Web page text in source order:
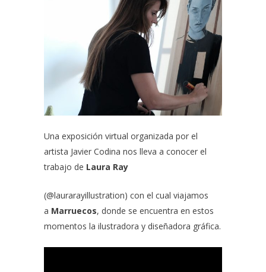
Una exposición virtual organizada por el
artista Javier Codina nos lleva a conocer el
trabajo de Laura Ray
(@laurarayillustration) con el cual viajamos
a Marruecos, donde se encuentra en estos
momentos la ilustradora y diseñadora gráfica.